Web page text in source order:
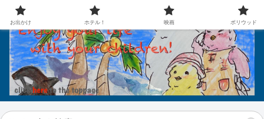
お出かけ ホテル！ 映画 ボリウッド